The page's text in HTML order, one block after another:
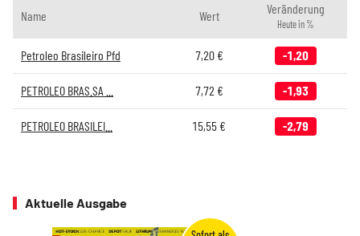
Name Wert Veränderung
Heute in %
Petroleo Brasileiro Pfd 7,20€ -1,20
PETROLEO BRAS.SA ... 7,72 € -1,93
PETROLEO BRASILEI... 15,55 € -2,79
Aktuelle Ausgabe